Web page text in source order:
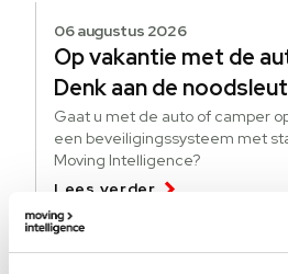
06 augustus 2026
Op vakantie met de
Denk aan de
Gaat u met de auto of camper
een beveiligingssysteem met
Moving Intelligence?
Lees verder